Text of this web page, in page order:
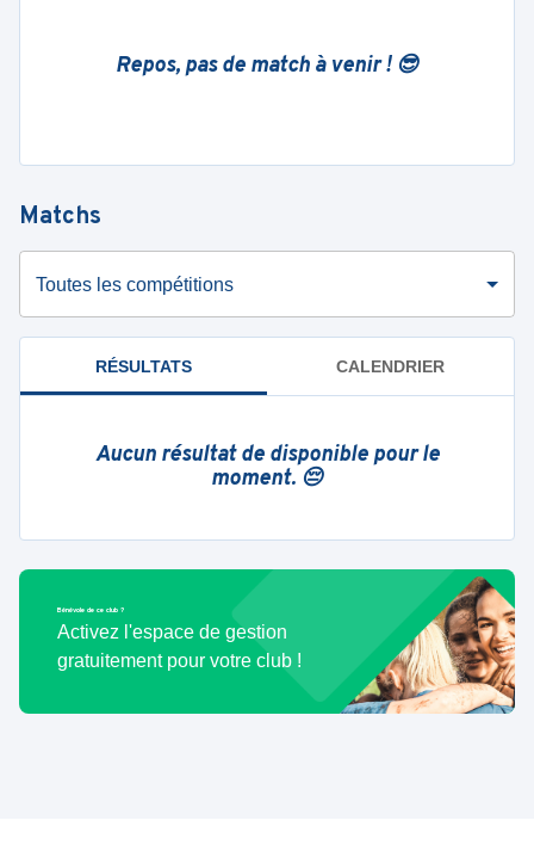
Repos, pas de match à venir ! 😎
Matchs
Toutes les compétitions
RÉSULTATS CALENDRIER
Aucun résultat de disponible pour le
moment. 😔
Bénévole de ce club ?
Activez l'espace de gestion
gratuitement pour votre club !